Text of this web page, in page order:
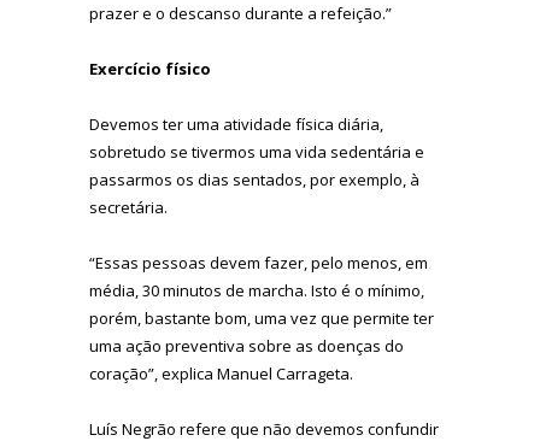
prazer e o descanso durante a refeição.”
Exercício físico
Devemos ter uma atividade física diária,
sobretudo se tivermos uma vida sedentária e
passarmos os dias sentados, por exemplo, à
secretária.
“Essas pessoas devem fazer, pelo menos, em
média, 30 minutos de marcha. Isto é o mínimo,
porém, bastante bom, uma vez que permite ter
uma ação preventiva sobre as doenças do
coração”, explica Manuel Carrageta.
Luís Negrão refere que não devemos confundir